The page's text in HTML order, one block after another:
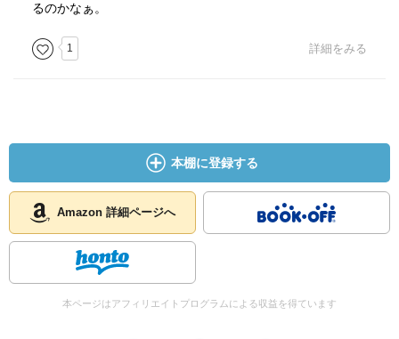
るのかなぁ。
1 詳細をみる
本棚に登録する
Amazon 詳細ページへ
本ページはアフィリエイトプログラムによる収益を得ています